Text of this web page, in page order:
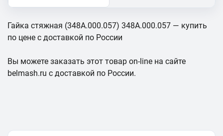
Гайка стяжная (348А.000.057) 348А.000.057 — купить
по цене с доставкой по России
Вы можете заказать этот товар on-line на сайте
belmash.ru с доставкой по России.